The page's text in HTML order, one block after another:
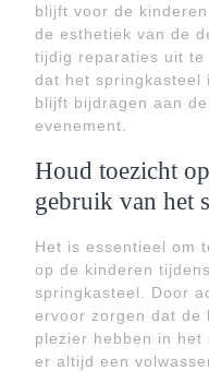
blijft voor de
de esthetiek van de
tijdig reparaties uit te
dat het springkasteel
blijft bijdragen aan
evenement.
Houd toezicht
gebruik van het
Het is essentieel om
op de kinderen
springkasteel. Door
ervoor zorgen dat de
plezier hebben in
er altijd een